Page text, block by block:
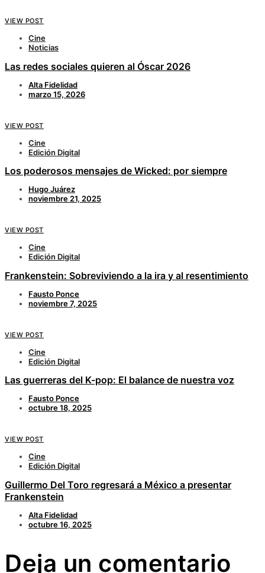
VIEW POST
Cine
Noticias
Las redes sociales quieren al Óscar 2026
Alta Fidelidad
marzo 15, 2026
VIEW POST
Cine
Edición Digital
Los poderosos mensajes de Wicked: por siempre
Hugo Juárez
noviembre 21, 2025
VIEW POST
Cine
Edición Digital
Frankenstein: Sobreviviendo a la ira y al resentimiento
Fausto Ponce
noviembre 7, 2025
VIEW POST
Cine
Edición Digital
Las guerreras del K-pop: El balance de nuestra voz
Fausto Ponce
octubre 18, 2025
VIEW POST
Cine
Edición Digital
Guillermo Del Toro regresará a México a presentar
Frankenstein
Alta Fidelidad
octubre 16, 2025
Deja un comentario